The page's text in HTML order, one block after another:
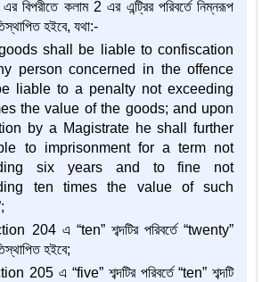
বিপরীতে কলাম 2 এর এন্ট্রির পরিবর্তে নিম্নরূপ
হইবে, যথা:-
shall be liable to confiscation
person concerned in the offence
liable to a penalty not exceeding
the value of the goods; and upon
by a Magistrate he shall further
to imprisonment for a term not
six years and to fine not
ten times the value of such
204 এ “ten” শব্দটির পরিবর্তে “twenty”
হইবে;
205 এ “five” শব্দটির পরিবর্তে “ten” শব্দটি